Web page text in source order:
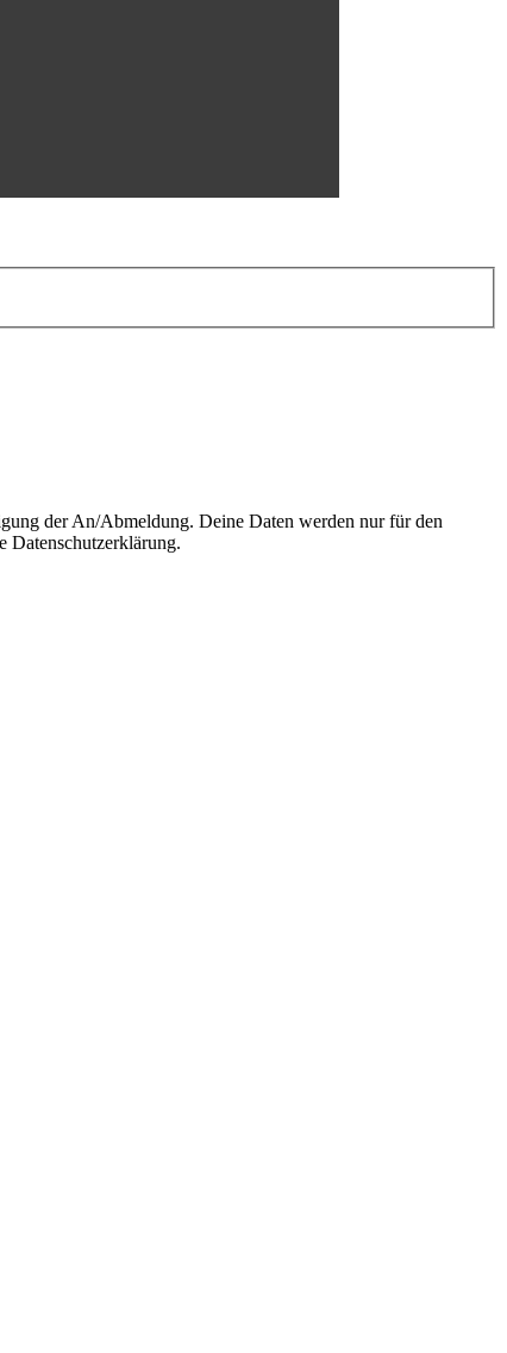
der An/Abmeldung. Deine Daten werden nur für den
Datenschutzerklärung.